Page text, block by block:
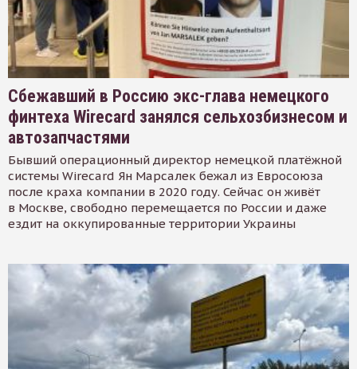
Сбежавший в Россию экс-глава немецкого
финтеха Wirecard занялся сельхозбизнесом и
автозапчастями
Бывший операционный директор немецкой платёжной
системы Wirecard Ян Марсалек бежал из Евросоюза
после краха компании в 2020 году. Сейчас он живёт
в Москве, свободно перемещается по России и даже
ездит на оккупированные территории Украины